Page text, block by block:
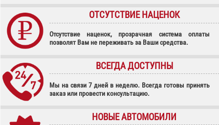
ОТСУТСТВИЕ НАЦЕНОК
Отсутствие наценок, прозрачная система оплаты
позволят Вам не переживать за Ваши средства.
ВСЕГДА ДОСТУПНЫ
Мы на связи 7 дней в неделю. Всегда готовы принять
заказ или провести консультацию.
НОВЫЕ АВТОМОБИЛИ